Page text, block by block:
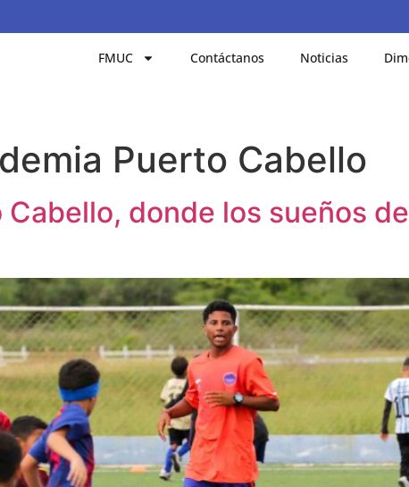
FMUC Contáctanos Noticias
Puerto Cabello
donde los sueños